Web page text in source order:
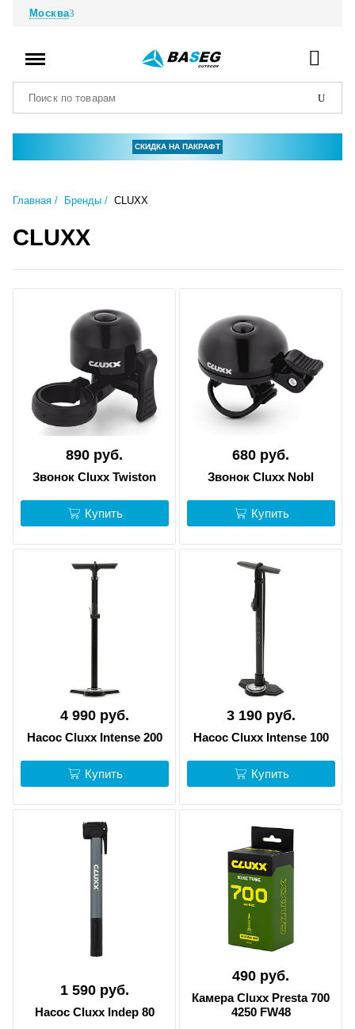
Москва
СКИДКА НА ПАКРАФТ
Главная Бренды CLUXX
CLUXX
890 руб.
Звонок Cluxx Twiston
Купить
680 руб.
Звонок Cluxx Nobl
Купить
4 990 руб.
Насос Cluxx Intense 200
Купить
3 190 руб.
Насос Cluxx Intense 100
Купить
1 590 руб.
Насос Cluxx Indep 80
490 руб.
Камера Cluxx Presta 700
4250 FW48